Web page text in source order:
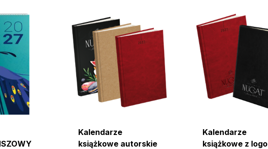
Kalendarze
książkowe autorskie
Kalendarze
książkowe z logo